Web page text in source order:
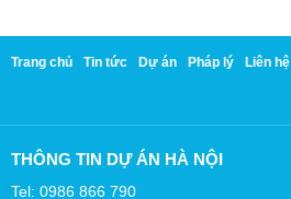
Trang chủ Tin tức Dự án Pháp lý Liên hệ
THÔNG TIN DỰ ÁN HÀ NỘI
Tel: 0986 866 790